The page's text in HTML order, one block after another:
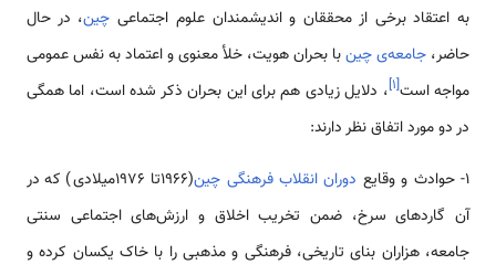
به اعتقاد برخی از محققان و اندیشمندان علوم اجتماعی چین، در حال­‌
حاضر، جامعه­‌ی چینبا بحران هویت، خلأ معنوی و اعتماد به نفس عمومی
مواجه است[۱]، دلایل زیادی هم برای این بحران ذکر شده است، اما همگی
در دو مورد اتفاق نظر دارند:
1- حوادث و وقایع دوران انقلاب فرهنگی چین
(1966تا 1976میلادی) که در
آن گاردهای سرخ، ضمن تخریب اخلاق و ارزش‌­های اجتماعی سنتی
جامعه، هزاران بنای تاریخی، فرهنگی و مذهبی را با خاک یکسان کرده و